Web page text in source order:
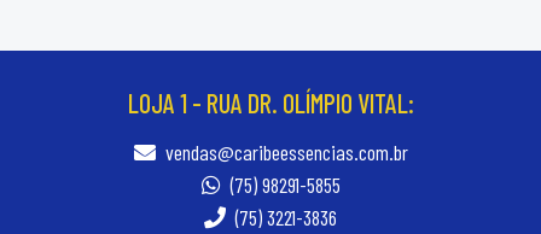
LOJA 1 - RUA DR. OLÍMPIO VITAL:
vendas@caribeessencias.com.br
(75) 98291-5855
(75) 3221-3836